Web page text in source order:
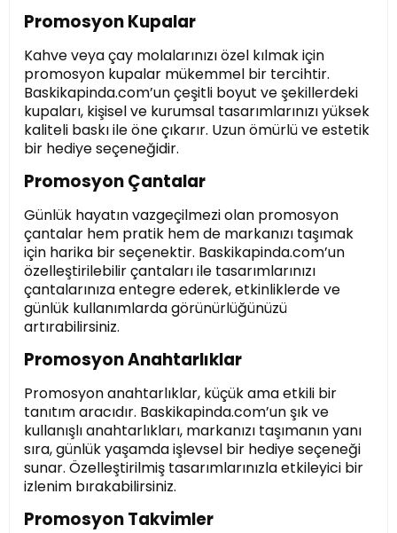
Promosyon Kupalar
Kahve veya çay molalarınızı özel kılmak için
promosyon kupalar mükemmel bir tercihtir.
Baskikapinda.com’un çeşitli boyut ve şekillerdeki
kupaları, kişisel ve kurumsal tasarımlarınızı yüksek
kaliteli baskı ile öne çıkarır. Uzun ömürlü ve estetik
bir hediye seçeneğidir.
Promosyon Çantalar
Günlük hayatın vazgeçilmezi olan promosyon
çantalar hem pratik hem de markanızı taşımak
için harika bir seçenektir. Baskikapinda.com’un
özelleştirilebilir çantaları ile tasarımlarınızı
çantalarınıza entegre ederek, etkinliklerde ve
günlük kullanımlarda görünürlüğünüzü
artırabilirsiniz.
Promosyon Anahtarlıklar
Promosyon anahtarlıklar, küçük ama etkili bir
tanıtım aracıdır. Baskikapinda.com’un şık ve
kullanışlı anahtarlıkları, markanızı taşımanın yanı
sıra, günlük yaşamda işlevsel bir hediye seçeneği
sunar. Özelleştirilmiş tasarımlarınızla etkileyici bir
izlenim bırakabilirsiniz.
Promosyon Takvimler